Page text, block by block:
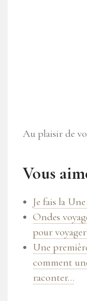
Au plaisir de
Vous
Je fais la
Ondes
pour
Une
comment
raconter…